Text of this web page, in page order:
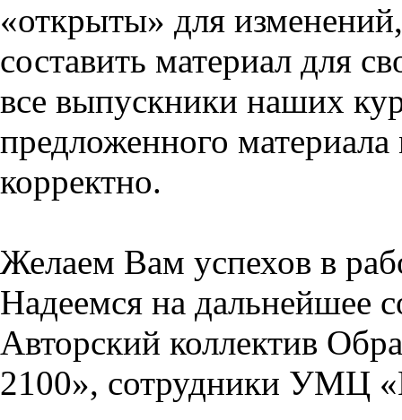
«открыты» для
составить материал для
все выпускники наших
предложенного
корректно.
Желаем Вам успехов в
Надеемся на дальнейшее
Авторский коллектив
2100», сотрудники УМЦ